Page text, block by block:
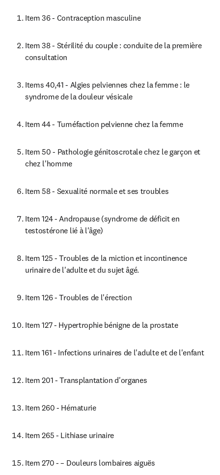
Item 36 - Contraception masculine
Item 38 - Stérilité du couple : conduite de la première
consultation
Items 40,41 - Algies pelviennes chez la femme : le
syndrome de la douleur vésicale
Item 44 - Tuméfaction pelvienne chez la femme
Item 50 - Pathologie génitoscrotale chez le garçon et
chez l'homme
Item 58 - Sexualité normale et ses troubles
Item 124 - Andropause (syndrome de déficit en
testostérone lié à l'âge)
Item 125 - Troubles de la miction et incontinence
urinaire de l'adulte et du sujet âgé.
Item 126 - Troubles de l'érection
Item 127 - Hypertrophie bénigne de la prostate
Item 161 - Infections urinaires de l'adulte et de l'enfant
Item 201 - Transplantation d'organes
Item 260 - Hématurie
Item 265 - Lithiase urinaire
Item 270 - – Douleurs lombaires aiguës